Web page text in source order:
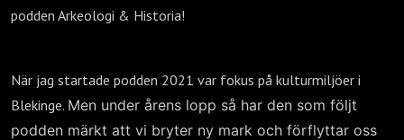
podden Arkeologi & Historia!
När jag startade podden 2021 var fokus på kulturmiljöer i
Blekinge. Men under årens lopp så har den som följt
podden märkt att vi bryter ny mark och förflyttar oss